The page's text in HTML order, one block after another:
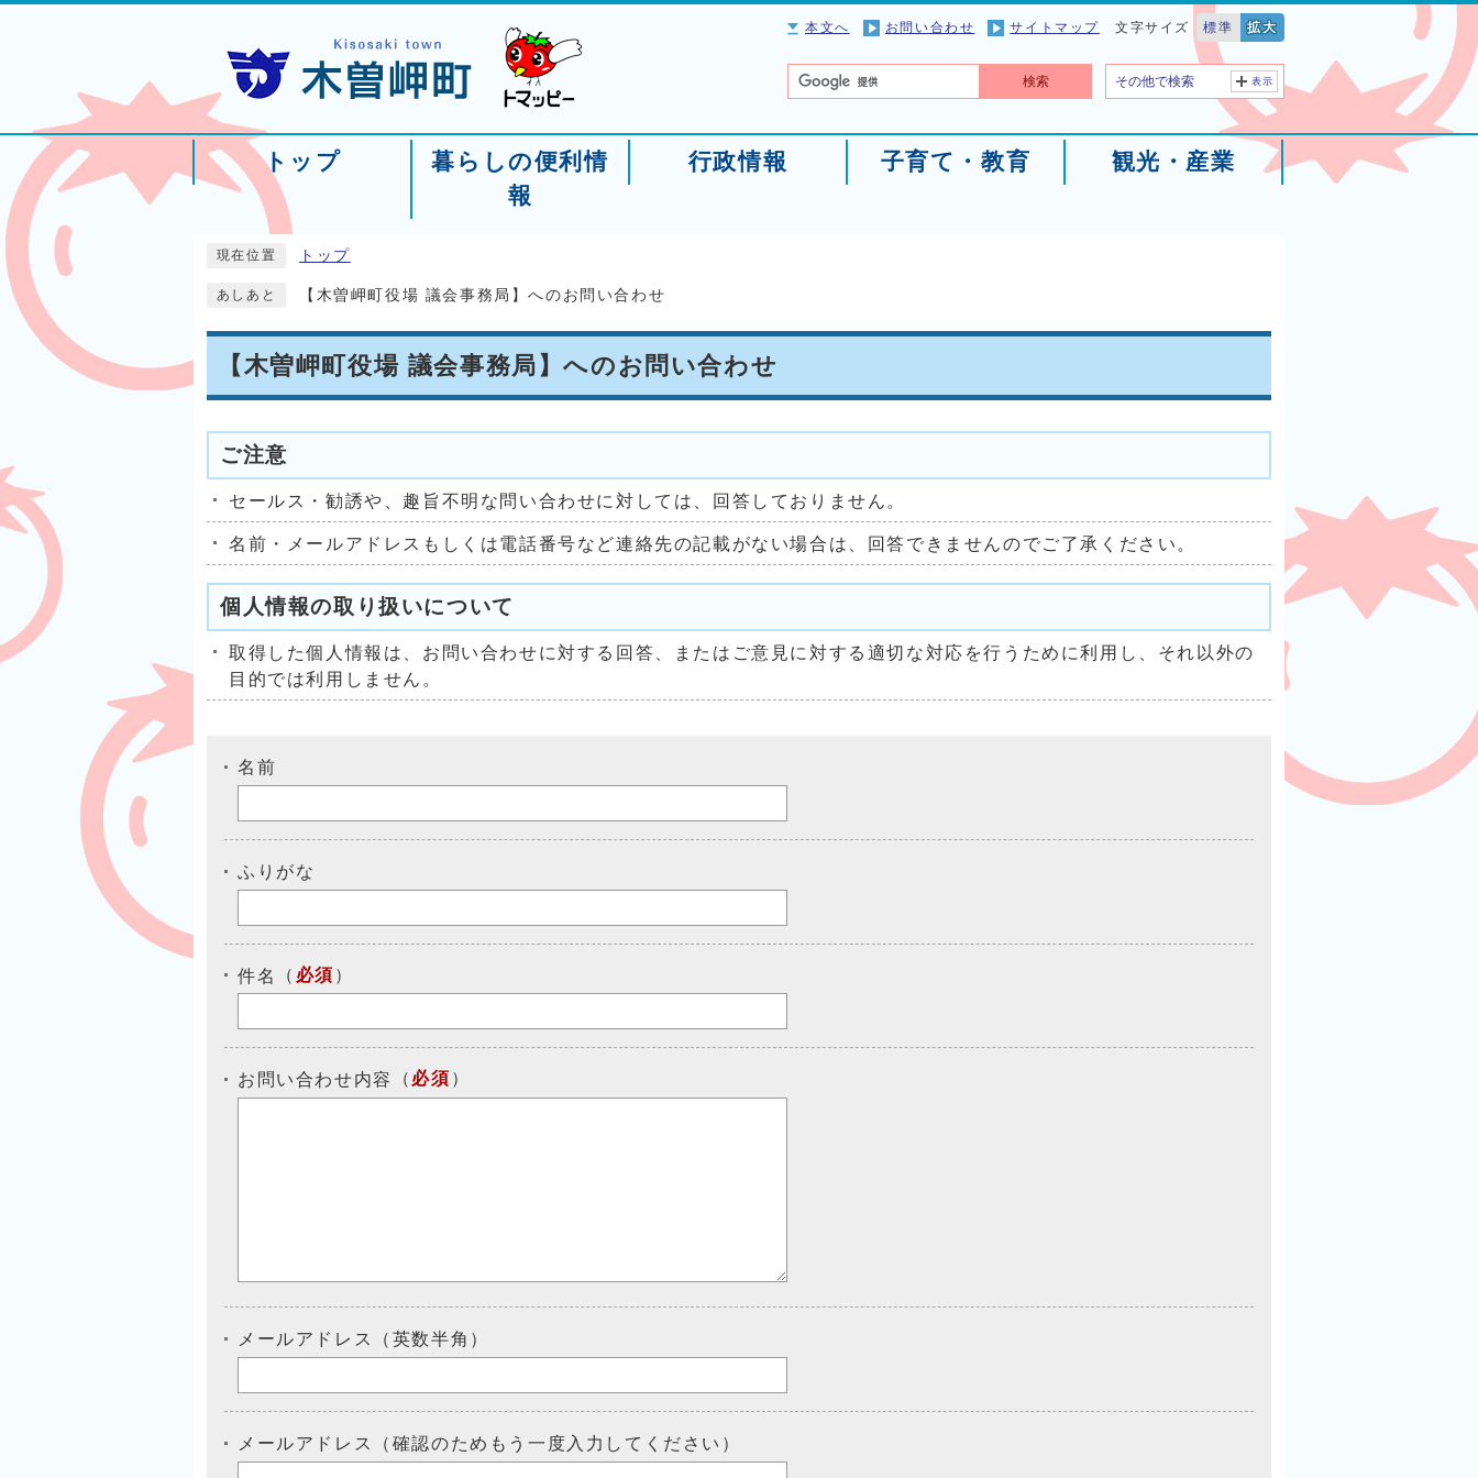
本文へ お問い合わせ サイトマップ 文字サイズ 標準 拡大
検索 その他で検索 表示
トップ
暮らしの便利情
報
行政情報 子育て・教育 観光・産業
現在位置 トップ
あしあと 【木曽岬町役場 議会事務局】へのお問い合わせ
【木曽岬町役場 議会事務局】へのお問い合わせ
ご注意
セールス・勧誘や、趣旨不明な問い合わせに対しては、回答しておりません。
名前・メールアドレスもしくは電話番号など連絡先の記載がない場合は、回答できませんのでご了承ください。
個人情報の取り扱いについて
取得した個人情報は、お問い合わせに対する回答、またはご意見に対する適切な対応を行うために利用し、それ以外の
目的では利用しません。
名前
ふりがな
件名 （ 必須 ）
お問い合わせ内容 （ 必須 ）
メールアドレス（英数半角）
メールアドレス（確認のためもう一度入力してください）